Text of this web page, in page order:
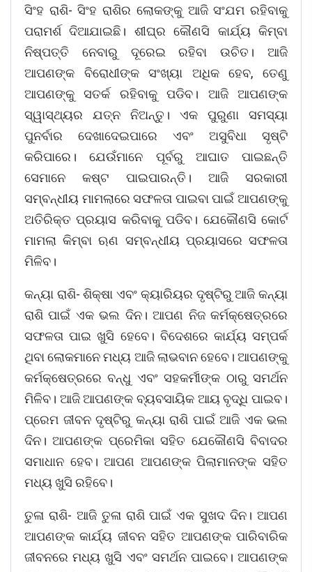
ସିଂହ ରାଶି- ସିଂହ ରାଶିର ଲୋକଙ୍କୁ ଆଜି ସଂଯମ ରହିବାକୁ
ପରାମର୍ଶ ଦିଆଯାଇଛି। ଶୀଘ୍ର କୌଣସି କାର୍ଯ୍ୟ କିମ୍ବା
ନିଷ୍ପତ୍ତି ନେବାରୁ ଦୂରେଇ ରହିବା ଉଚିତ। ଆଜି
ଆପଣଙ୍କ ବିରୋଧୀଙ୍କ ସଂଖ୍ୟା ଅଧିକ ହେବ, ତେଣୁ
ଆପଣଙ୍କୁ ସତର୍କ ରହିବାକୁ ପଡିବ। ଆଜି ଆପଣଙ୍କ
ସ୍ୱାସ୍ଥ୍ୟର ଯତ୍ନ ନିଅନ୍ତୁ। ଏକ ପୁରୁଣା ସମସ୍ୟା
ପୁନର୍ବାର ଦେଖାଦେଇପାରେ ଏବଂ ଅସୁବିଧା ସୃଷ୍ଟି
କରିପାରେ। ଯେଉଁମାନେ ପୂର୍ବରୁ ଆଘାତ ପାଇଛନ୍ତି
ସେମାନେ କଷ୍ଟ ପାଇପାରନ୍ତି। ଆଜି ସରକାରୀ
ସମ୍ବନ୍ଧୀୟ ମାମଲାରେ ସଫଳତା ପାଇବା ପାଇଁ ଆପଣଙ୍କୁ
ଅତିରିକ୍ତ ପ୍ରୟାସ କରିବାକୁ ପଡିବ। ଯେକୌଣସି କୋର୍ଟ
ମାମଲା କିମ୍ବା ଋଣ ସମ୍ବନ୍ଧୀୟ ପ୍ରୟାସରେ ସଫଳତା
ମିଳିବ।
କନ୍ୟା ରାଶି- ଶିକ୍ଷା ଏବଂ କ୍ୟାରିୟର ଦୃଷ୍ଟିରୁ ଆଜି କନ୍ୟା
ରାଶି ପାଇଁ ଏକ ଭଲ ଦିନ। ଆପଣ ନିଜ କର୍ମକ୍ଷେତ୍ରରେ
ସଫଳତା ପାଇ ଖୁସି ହେବେ। ବିଦେଶରେ କାର୍ଯ୍ୟ ସମ୍ପର୍କ
ଥିବା ଲୋକମାନେ ମଧ୍ୟ ଆଜି ଲାଭବାନ ହେବେ। ଆପଣଙ୍କୁ
କର୍ମକ୍ଷେତ୍ରରେ ବନ୍ଧୁ ଏବଂ ସହକର୍ମୀଙ୍କ ଠାରୁ ସମର୍ଥନ
ମିଳିବ। ଆଜି ଆପଣଙ୍କ ବ୍ୟବସାୟିକ ଆୟ ବୃଦ୍ଧି ପାଇବ।
ପ୍ରେମ ଜୀବନ ଦୃଷ୍ଟିରୁ କନ୍ୟା ରାଶି ପାଇଁ ଆଜି ଏକ ଭଲ
ଦିନ। ଆପଣଙ୍କ ପ୍ରେମିକା ସହିତ ଯେକୌଣସି ବିବାଦର
ସମାଧାନ ହେବ। ଆପଣ ଆପଣଙ୍କ ପିଲାମାନଙ୍କ ସହିତ
ମଧ୍ୟ ଖୁସି ରହିବେ।
ତୁଳା ରାଶି- ଆଜି ତୁଳା ରାଶି ପାଇଁ ଏକ ସୁଖଦ ଦିନ। ଆପଣ
ଆପଣଙ୍କ କାର୍ଯ୍ୟ ଜୀବନ ସହିତ ଆପଣଙ୍କ ପାରିବାରିକ
ଜୀବନରେ ମଧ୍ୟ ଖୁସି ଏବଂ ସମର୍ଥନ ପାଇବେ। ଆପଣଙ୍କ